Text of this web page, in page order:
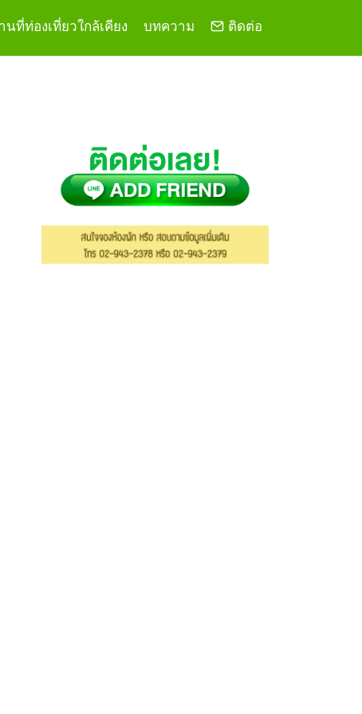
นที่ท่องเที่ยวใกล้เคียง บทความ ติดต่อ